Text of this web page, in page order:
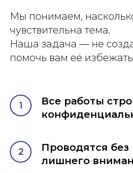
Мы понимаем,
чувствительна тема.
Наша задача — не
помочь вам её
Все работы
Проводятся
лишнего